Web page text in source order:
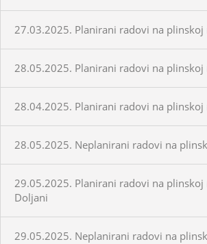
27.03.2025. Planirani radovi na plinskoj
28.05.2025. Planirani radovi na plinskoj
28.04.2025. Planirani radovi na
28.05.2025. Neplanirani radovi na
29.05.2025. Planirani radovi na
Doljani
29.05.2025. Neplanirani radovi na